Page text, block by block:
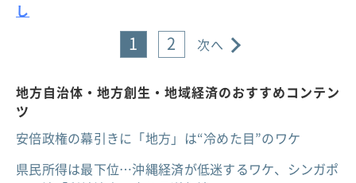
し
1 2 次へ
地方自治体・地方創生・地域経済のおすすめコンテン
ツ
安倍政権の幕引きに「地方」は“冷めた目”のワケ
県民所得は最下位…沖縄経済が低迷するワケ、シンガポ